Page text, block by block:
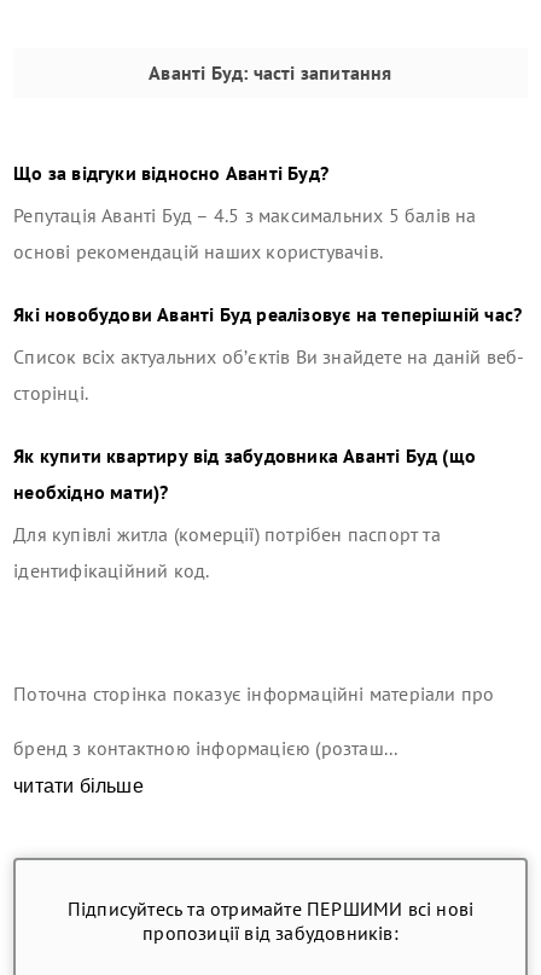
Аванті Буд: часті запитання
Що за відгуки відносно Аванті Буд?
РепутаціяАванті Буд – 4.5 з максимальних 5 балів на
основі рекомендацій наших користувачів.
Які новобудовиАванті Буд реалізовує на теперішній час?
Список всіх актуальних об’єктів Ви знайдете на даній веб-
сторінці.
Як купити квартиру від забудовникаАванті Буд (що
необхідно мати)?
Для купівлі житла (комерції) потрібен паспорт та
ідентифікаційний код.
Поточна сторінка показує інформаційні матеріали про
бренд з контактною інформацією (розташ...
читати більше
Підписуйтесь та отримайте ПЕРШИМИ всі нові
пропозиції від забудовників: